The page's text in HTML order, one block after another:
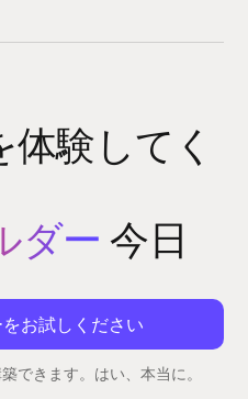
験してく
ダー 今日
お試しください
できます。はい、本当に。